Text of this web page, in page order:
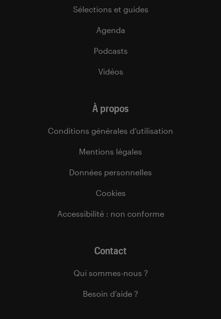
Sélections et guides
Agenda
Podcasts
Vidéos
À propos
Conditions générales d’utilisation
Mentions légales
Données personnelles
Cookies
Accessibilité : non conforme
Contact
Qui sommes-nous ?
Besoin d’aide ?